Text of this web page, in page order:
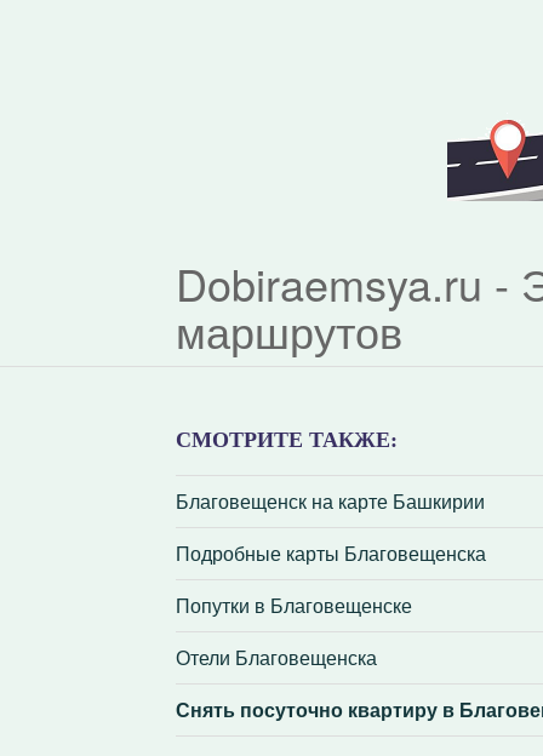
Dobiraemsya.ru -
маршрутов
СМОТРИТЕ ТАКЖЕ:
Благовещенск на карте Башкирии
Подробные карты Благовещенска
Попутки в Благовещенске
Отели Благовещенска
Снять посуточно квартиру в